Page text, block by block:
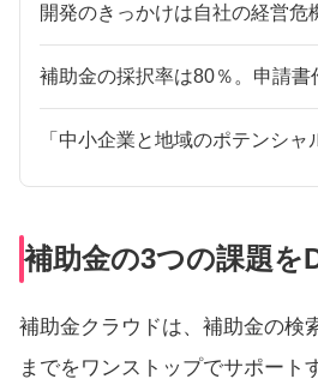
開発のきっかけは自社の経営危
補助金の採択率は80％。申請書
「中小企業と地域のポテンシ
補助金の3つの課題を
補助金クラウドは、補助金の検
までをワンストップでサポート